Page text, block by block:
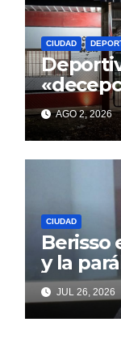
CIUDAD
AGO 2, 2026
CIUDAD
Berisso
y la
gestión
vecino
JUL 26, 2026